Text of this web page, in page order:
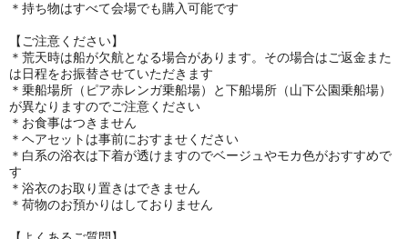
＊持ち物はすべて会場でも購入可能です
【ご注意ください】
＊荒天時は船が欠航となる場合があります。その場合はご返金また
は日程をお振替させていただきます
＊乗船場所（ピア赤レンガ乗船場）と下船場所（山下公園乗船場）
が異なりますのでご注意ください
＊お食事はつきません
＊ヘアセットは事前におすませください
＊白系の浴衣は下着が透けますのでベージュやモカ色がおすすめで
す
＊浴衣のお取り置きはできません
＊荷物のお預かりはしておりません